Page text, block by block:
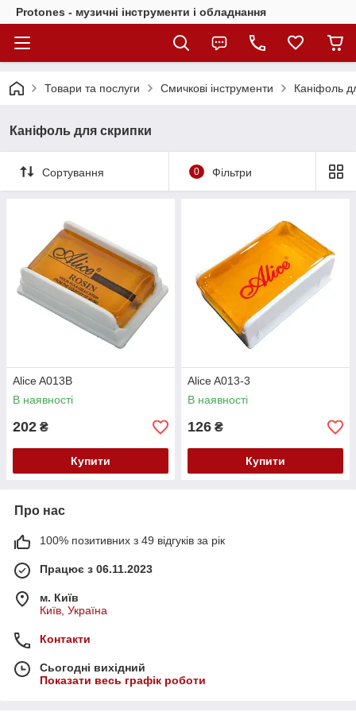
Protones - музичні інструменти і обладнання
Товари та послуги Смичкові інструменти Каніфоль
Каніфоль для скрипки
Сортування 0 Фільтри
Alice A013B
В наявності
202 ₴
Купити
Alice A013-3
В наявності
126 ₴
Купити
Про нас
100% позитивних з 49 відгуків за рік
Працює з 06.11.2023
м. Київ
Київ, Україна
Контакти
Сьогодні вихідний
Показати весь графік роботи